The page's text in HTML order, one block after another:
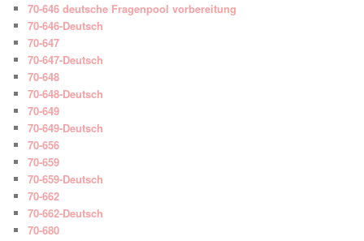
70-646 deutsche Fragenpool vorbereitung
70-646-Deutsch
70-647
70-647-Deutsch
70-648
70-648-Deutsch
70-649
70-649-Deutsch
70-656
70-659
70-659-Deutsch
70-662
70-662-Deutsch
70-680